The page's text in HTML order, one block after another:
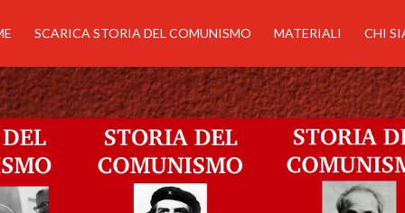
SCARICA STORIA DEL COMUNISMO MATERIALI CHI